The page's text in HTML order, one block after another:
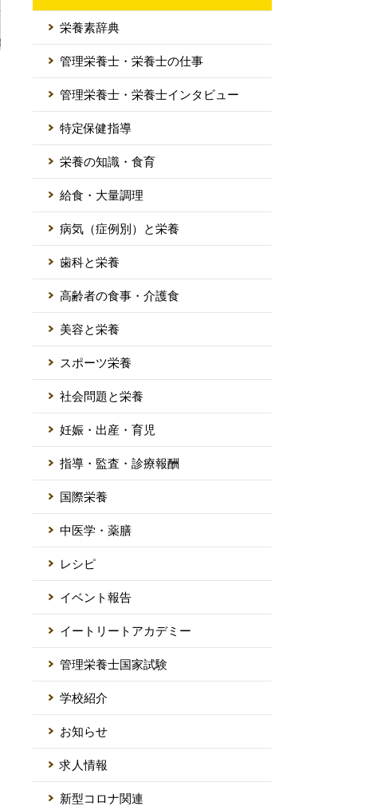
栄養素辞典
管理栄養士・栄養士の仕事
管理栄養士・栄養士インタビュー
特定保健指導
栄養の知識・食育
給食・大量調理
病気（症例別）と栄養
歯科と栄養
高齢者の食事・介護食
美容と栄養
スポーツ栄養
社会問題と栄養
妊娠・出産・育児
指導・監査・診療報酬
国際栄養
中医学・薬膳
レシピ
イベント報告
イートリートアカデミー
管理栄養士国家試験
学校紹介
お知らせ
求人情報
新型コロナ関連